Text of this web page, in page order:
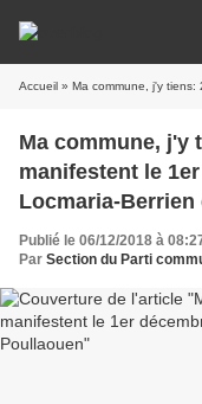
Accueil » Ma commune, j'y tiens: 200
Ma commune, j'y
manifestent le
Locmaria-Berrien
Publié le 06/12/2018 à
Par Section du Parti